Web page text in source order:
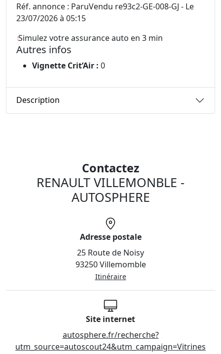
Réf. annonce : ParuVendu re93c2-GE-008-GJ - Le
23/07/2026 à 05:15
Simulez votre assurance auto en 3 min
Autres infos
Vignette Crit’Air : 0
Description
Contactez
RENAULT VILLEMONBLE -
AUTOSPHERE
Adresse postale
25 Route de Noisy
93250 Villemomble
Itinéraire
Site internet
autosphere.fr/recherche?
utm_source=autoscout24&utm_campaign=Vitrines